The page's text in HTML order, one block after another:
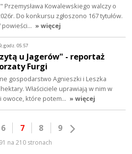
Przemysława Kowalewskiego walczy o
Do konkursu zgłoszono 167 tytułów.
powieści… » więcej
godz. 05:57
u Jagerów" - reportaż
Furgi
gospodarstwo Agnieszki i Leszka
Właściciele uprawiają w nim w
owoce, które potem… » więcej
6 7 8 9
na 210 stronach